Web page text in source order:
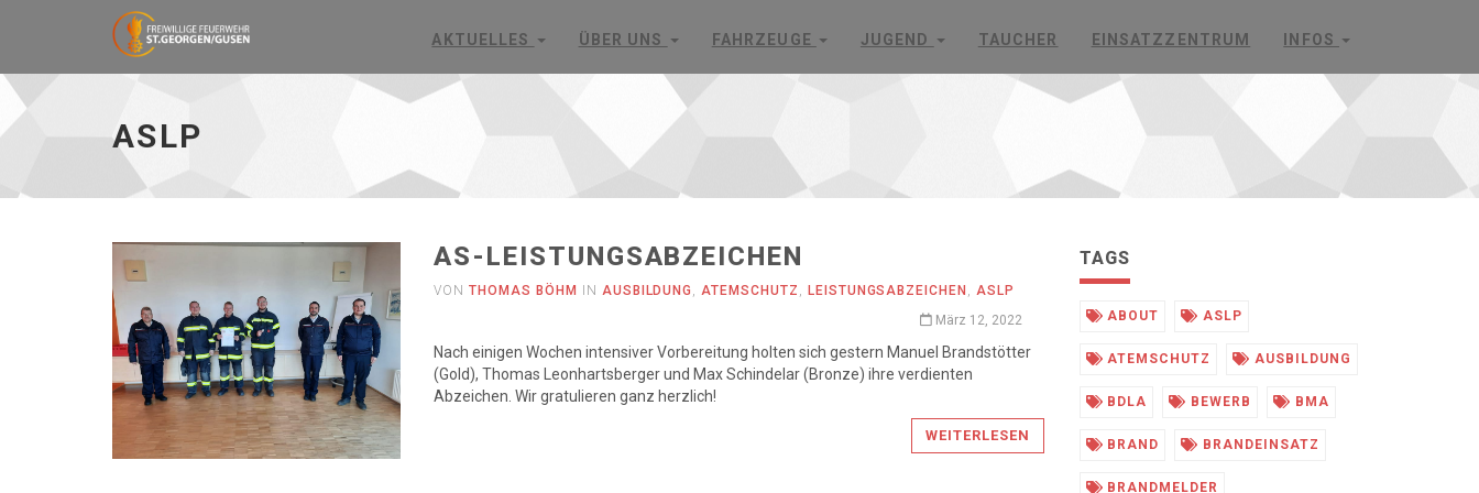
Hauptseite
AKTUELLES ÜBER UNS FAHRZEUGE JUGEND TAUCHER EINSATZZENTRUM INFOS
ASLP
AS-LEISTUNGSABZEICHEN
VONTHOMAS BÖHM IN AUSBILDUNG ,ATEMSCHUTZ , LEISTUNGSABZEICHEN , ASLP
März 12, 2022
Nach einigen Wochen intensiver Vorbereitung holten sich gestern Manuel Brandstötter
(Gold), Thomas Leonhartsberger und Max Schindelar (Bronze) ihre verdienten
Abzeichen. Wir gratulieren ganz herzlich!
WEITERLESEN
TAGS
ABOUT ASLP
ATEMSCHUTZ AUSBILDUNG
BDLA BEWERB BMA
BRAND BRANDEINSATZ
BRANDMELDER